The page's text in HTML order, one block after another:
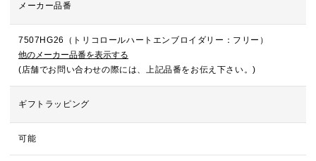
メーカー品番
7507HG26（トリコロールハートエンブロイダリー：フリー）
他のメーカー品番を表示する
(店舗でお問い合わせの際には、上記品番をお伝え下さい。)
ギフトラッピング
可能